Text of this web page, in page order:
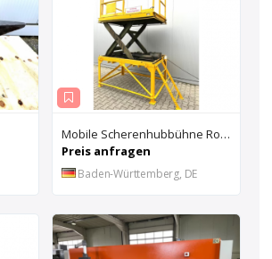
Mobile Scherenhubbühne Rothe Benkmann
Preis anfragen
Baden-Württemberg, DE